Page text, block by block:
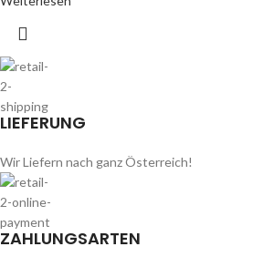
LIEFERUNG
Wir Liefern nach ganz Österreich!
ZAHLUNGSARTEN